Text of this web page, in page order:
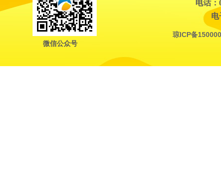
电话：
电
琼ICP备
微信公众号